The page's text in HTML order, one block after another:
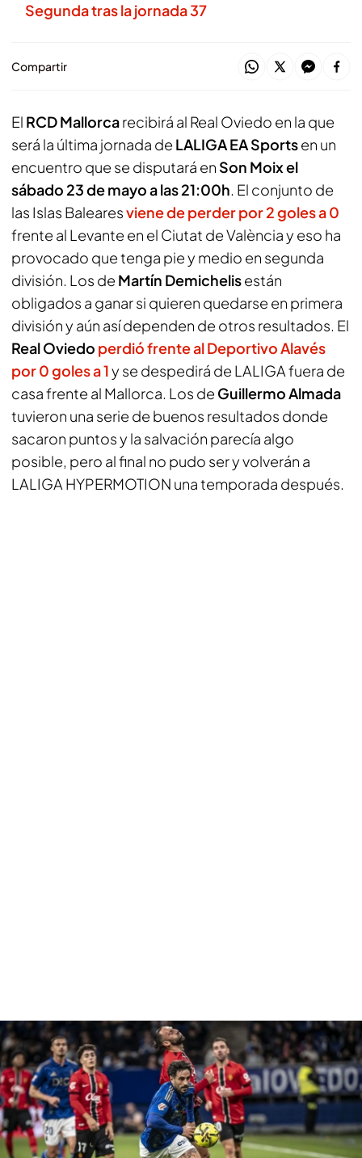
Segunda tras la jornada 37
Compartir
El RCD Mallorcarecibirá al Real Oviedo en la que
será la última jornada de LALIGA EA Sportsen un
encuentro que se disputará en Son Moix el
sábado 23 de mayo a las 21:00h. El conjunto de
las Islas Balearesviene de perder por 2 goles a 0
frente al Levante en el Ciutat de València y eso ha
provocado que tenga pie y medio en segunda
división. Los de Martín Demichelisestán
obligados a ganar si quieren quedarse en primera
división y aún así dependen de otros resultados. El
Real Oviedo perdió frente al Deportivo Alavés
por 0 goles a 1y se despedirá de LALIGA fuera de
casa frente al Mallorca. Los de Guillermo Almada
tuvieron una serie de buenos resultados donde
sacaron puntos y la salvación parecía algo
posible, pero al final no pudo ser y volverán a
LALIGA HYPERMOTION una temporada después.